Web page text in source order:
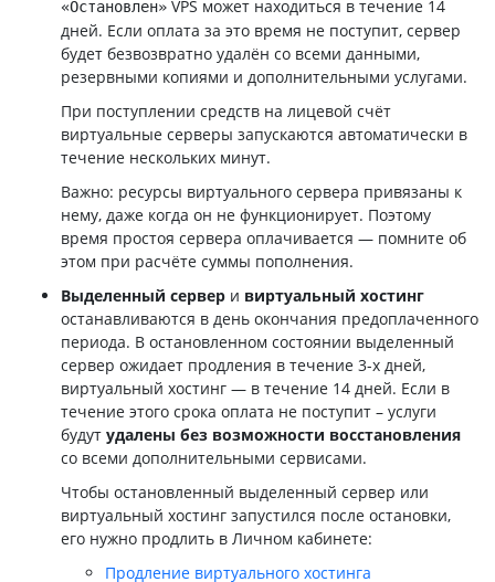
«Остановлен» VPS может находиться в течение 14
дней. Если оплата за это время не поступит, сервер
будет безвозвратно удалён со всеми данными,
резервными копиями и дополнительными услугами.
При поступлении средств на лицевой счёт
виртуальные серверы запускаются автоматически в
течение нескольких минут.
Важно: ресурсы виртуального сервера привязаны к
нему, даже когда он не функционирует. Поэтому
время простоя сервера оплачивается — помните об
этом при расчёте суммы пополнения.
Выделенный сервер и виртуальный хостинг
останавливаются в день окончания предоплаченного
периода. В остановленном состоянии выделенный
сервер ожидает продления в течение 3-х дней,
виртуальный хостинг — в течение 14 дней. Если в
течение этого срока оплата не поступит – услуги
будут удалены без возможности восстановления
со всеми дополнительными сервисами.
Чтобы остановленный выделенный сервер или
виртуальный хостинг запустился после остановки,
его нужно продлить в Личном кабинете:
Продление виртуального хостинга